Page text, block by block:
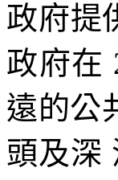
政府提
政府在
遠的公
頭及深